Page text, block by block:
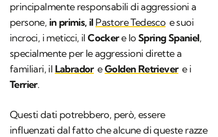
principalmente responsabili di aggressioni a
persone, in primis, il Pastore Tedesco e suoi
incroci, i meticci, ilCockere loSpring Spaniel,
specialmente per le aggressioni dirette a
familiari, il Labrador eGolden Retriever e i
Terrier.
Questi dati potrebbero, però, essere
influenzati dal fatto che alcune di queste razze